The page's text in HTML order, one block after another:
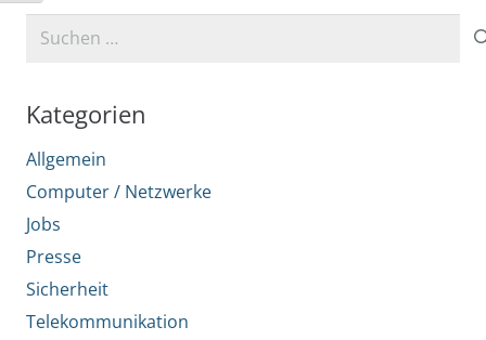
Suchen
Kategorien
Allgemein
Computer / Netzwerke
Jobs
Presse
Sicherheit
Telekommunikation